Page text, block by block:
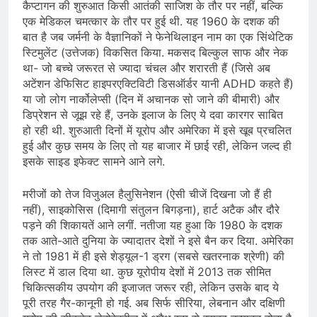
कैप्टागन की शुरुआत किसी आतंकी साजिश के तौर पर नहीं, बल्कि
एक मेडिकल चमत्कार के तौर पर हुई थी. यह 1960 के दशक की
बात है जब जर्मनी के वैज्ञानिकों ने फेनेथिलाइन नाम का एक सिंथेटिक
स्टिमुलेंट (उत्तेजक) विकसित किया. मकसद बिल्कुल साफ और नेक
था- जो बच्चे जरूरत से ज्यादा चंचल और शरारती हैं (जिसे अब
अटेंशन डेफिसिट हाइपरएक्टिविटी डिसऑर्डर यानी ADHD कहते हैं)
या जो लोग नार्कोलेप्सी (दिन में अचानक सो जाने की बीमारी) और
डिप्रेशन से जूझ रहे हैं, उनके इलाज के लिए ये दवा कारगर साबित
हो रही थी. शुरुआती दिनों में यूरोप और अमेरिका में इसे खूब प्रचलित
हुई और कुछ समय के लिए तो यह बाजार में छाई रही, लेकिन जल्द ही
इसके साइड इफेक्ट सामने आने लगे.
मरीजों को तेज विजुअल हैलुसिनेशन (ऐसी चीजें दिखना जो हैं ही
नहीं), साइकोसिस (दिमागी संतुलन बिगड़ना), हार्ट अटैक और दौरे
पड़ने की शिकायतें आने लगीं. नतीजा यह हुआ कि 1980 के दशक
तक आते-आते दुनिया के ज्यादातर देशों ने इसे बैन कर दिया. अमेरिका
ने तो 1981 में ही इसे शेड्यूल-1 ड्रग (सबसे खतरनाक श्रेणी) की
लिस्ट में डाल दिया था. कुछ यूरोपीय देशों में 2013 तक सीमित
चिकित्सकीय उपयोग की इजाजत जरूर रही, लेकिन उसके बाद ये
पूरी तरह गैर-कानूनी हो गई. अब सिर्फ सीरिया, लेबनान और दक्षिणी